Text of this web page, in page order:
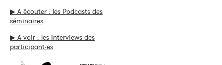
▶︎ A écouter : les Podcasts des
séminaires
▶︎ A voir : les interviews des
participant·es